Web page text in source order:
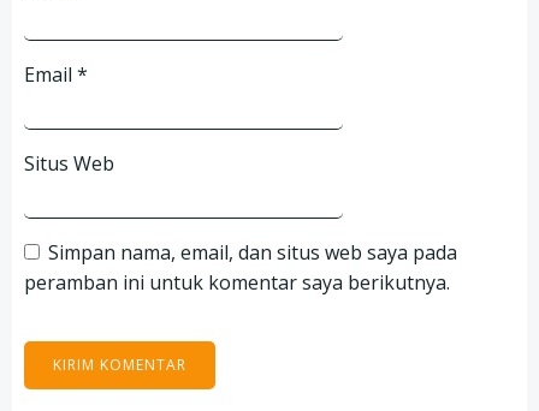
Email *
Situs Web
Simpan nama, email, dan situs web saya pada
peramban ini untuk komentar saya berikutnya.